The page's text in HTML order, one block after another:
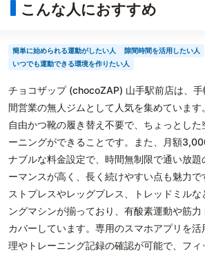
こんな人におすすめ
簡単に始められる運動がしたい人
隙間時間を活用したい人
いつでも運動できる環境を作りたい人
チョコザップ (chocoZAP) 山手駅前店は、
間営業の無人ジムとして人気を集めていま
自由かつ靴の履き替え不要で、ちょっとし
ーニングができることです。また、月額
ナブルな料金設定で、時間無制限で通い放題
ーマンスが高く、長く続けやすい点も魅力で
ストプレスやレッグプレス、トレッドミル
ングマシンが揃っており、有酸素運動や筋
カバーしています。専用のスマホアプリを
理やトレーニング記録の確認が可能で、フ